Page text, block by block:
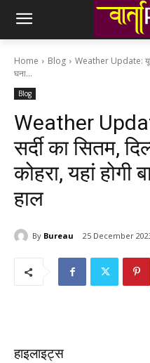
Home Blog
Weather Update:
घना...
Blog
Weather
सर्दी का सितम,
कोहरा, यहां होगी
हाल
By Bureau 25 December
हाइलाइट्स